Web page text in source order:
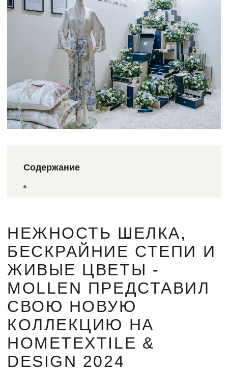
Содержание
НЕЖНОСТЬ ШЕЛКА,
БЕСКРАЙНИЕ СТЕПИ И
ЖИВЫЕ ЦВЕТЫ -
MOLLEN ПРЕДСТАВИЛ
СВОЮ НОВУЮ
КОЛЛЕКЦИЮ НА
HOMETEXTILE &
DESIGN 2024